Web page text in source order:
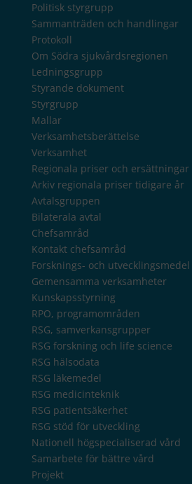
Politisk styrgrupp
Sammanträden och handlingar
Protokoll
Om Södra sjukvårdsregionen
Ledningsgrupp
Styrande dokument
Styrgrupp
Mallar
Verksamhetsberättelse
Verksamhet
Regionala priser och ersättningar
Arkiv regionala priser tidigare år
Avtalsgruppen
Bilaterala avtal
Chefsamråd
Kontakt chefsamråd
Forsknings- och utvecklingsmedel
Gemensamma verksamheter
Kunskapsstyrning
RPO, programområden
RSG, samverkansgrupper
RSG forskning och life science
RSG hälsodata
RSG läkemedel
RSG medicinteknik
RSG patientsäkerhet
RSG stöd för utveckling
Nationell högspecialiserad vård
Samarbete för bättre vård
Projekt